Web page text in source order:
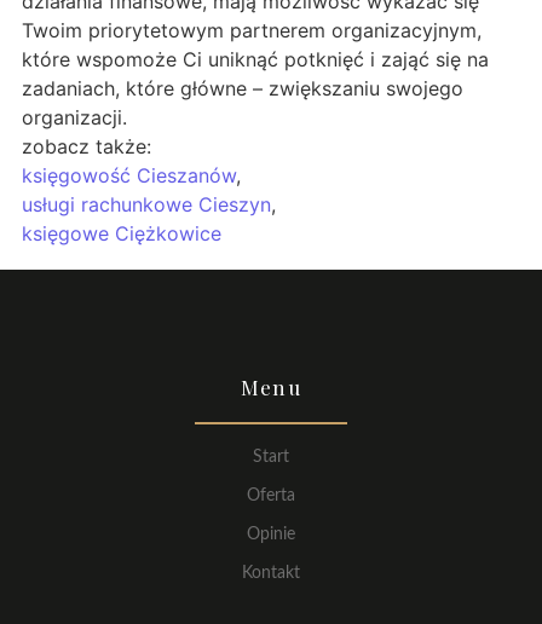
Twoim priorytetowym partnerem organizacyjnym,
które wspomoże Ci uniknąć potknięć i zająć się na
zadaniach, które główne – zwiększaniu swojego
organizacji.
zobacz także:
księgowość Cieszanów,
usługi rachunkowe Cieszyn,
księgowe Ciężkowice
Menu
Start
Oferta
Opinie
Kontakt